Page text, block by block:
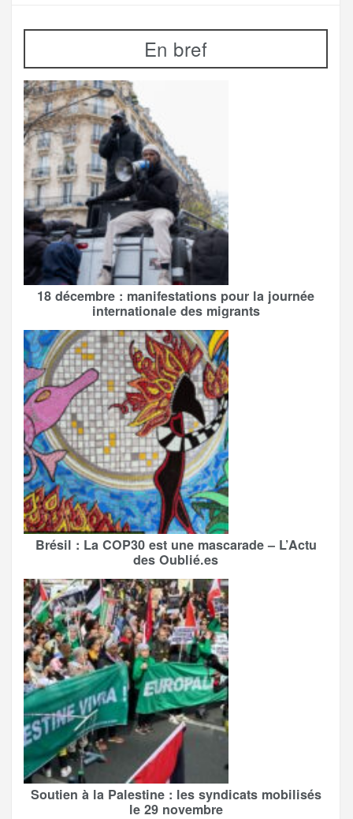
En bref
18 décembre : manifestations pour la journée
internationale des migrants
Brésil : La COP30 est une mascarade – L’Actu
des Oublié.es
Soutien à la Palestine : les syndicats mobilisés
le 29 novembre